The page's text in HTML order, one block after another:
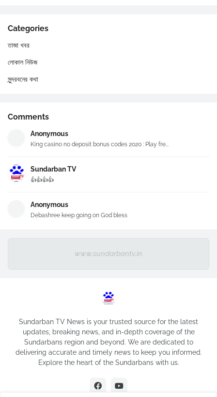
Categories
তাজা খবর
লোকাল নিউজ
সুন্দরবনের কথা
Comments
Anonymous
King casino no deposit bonus codes 2020 : Play fre...
Sundarban TV
👍👍👍👍
Anonymous
Debashree keep going on God bless
www.sundarbantv.in
Sundarban TV News is your trusted source for the latest
updates, breaking news, and in-depth coverage of the
Sundarbans region and beyond. We are dedicated to
delivering accurate and timely news to keep you informed.
Explore the heart of the Sundarbans with us.